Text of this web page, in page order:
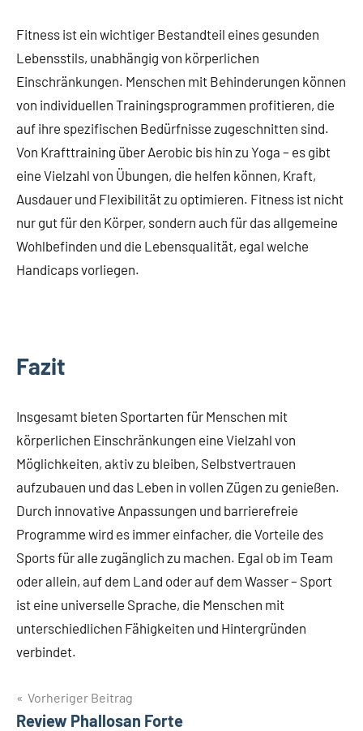
Fitness ist ein wichtiger Bestandteil eines gesunden
Lebensstils, unabhängig von körperlichen
Einschränkungen. Menschen mit Behinderungen können
von individuellen Trainingsprogrammen profitieren, die
auf ihre spezifischen Bedürfnisse zugeschnitten sind.
Von Krafttraining über Aerobic bis hin zu Yoga – es gibt
eine Vielzahl von Übungen, die helfen können, Kraft,
Ausdauer und Flexibilität zu optimieren. Fitness ist nicht
nur gut für den Körper, sondern auch für das allgemeine
Wohlbefinden und die Lebensqualität, egal welche
Handicaps vorliegen.
Fazit
Insgesamt bieten Sportarten für Menschen mit
körperlichen Einschränkungen eine Vielzahl von
Möglichkeiten, aktiv zu bleiben, Selbstvertrauen
aufzubauen und das Leben in vollen Zügen zu genießen.
Durch innovative Anpassungen und barrierefreie
Programme wird es immer einfacher, die Vorteile des
Sports für alle zugänglich zu machen. Egal ob im Team
oder allein, auf dem Land oder auf dem Wasser – Sport
ist eine universelle Sprache, die Menschen mit
unterschiedlichen Fähigkeiten und Hintergründen
verbindet.
Beitragsnavigation
Vorheriger Beitrag
Review Phallosan Forte